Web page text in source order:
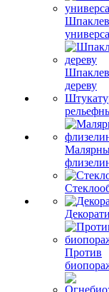
дереву
Против